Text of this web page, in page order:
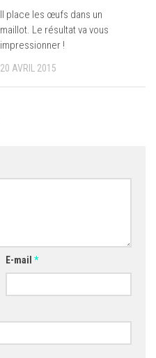
Il place les œufs dans un
maillot. Le résultat va vous
impressionner !
20 AVRIL 2015
E-mail *